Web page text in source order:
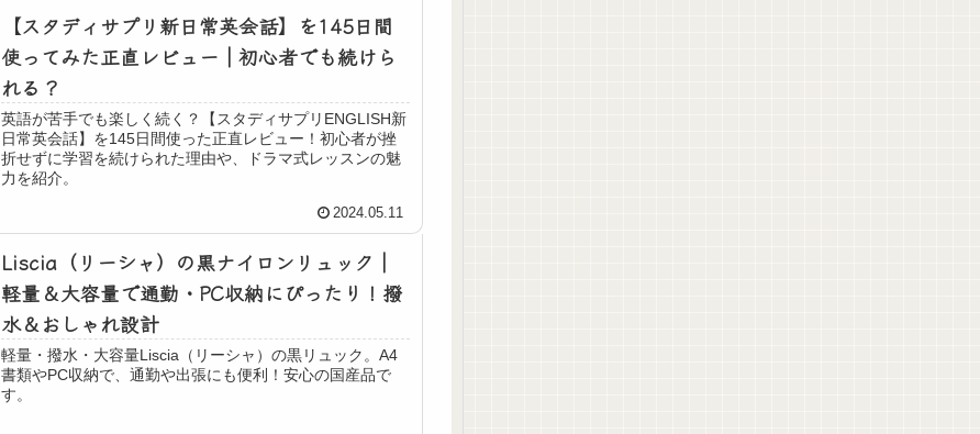
【スタディサプリ新日常英会話】を145日間
使ってみた正直レビュー｜初心者でも続けら
れる？
英語が苦手でも楽しく続く？【スタディサプリENGLISH新
日常英会話】を145日間使った正直レビュー！初心者が挫
折せずに学習を続けられた理由や、ドラマ式レッスンの魅
力を紹介。
2024.05.11
Liscia（リーシャ）の黒ナイロンリュック｜
軽量＆大容量で通勤・PC収納にぴったり！撥
水＆おしゃれ設計
軽量・撥水・大容量Liscia（リーシャ）の黒リュック。A4
書類やPC収納で、通勤や出張にも便利！安心の国産品で
す。